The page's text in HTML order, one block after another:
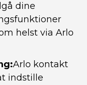
dine
helst via Arlo
Arlo kontakt
indstille